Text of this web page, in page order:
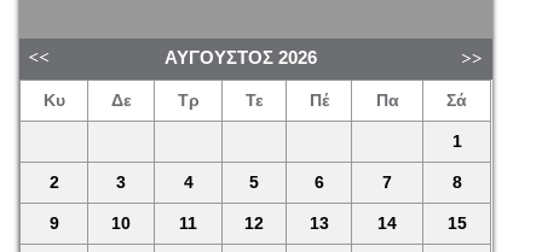
ΑΎΓΟΥΣΤΟΣ 2026
Κυ Δε Τρ Τε Πέ Πα Σά
1
2 3 4 5 6 7 8
9 10 11 12 13 14 15